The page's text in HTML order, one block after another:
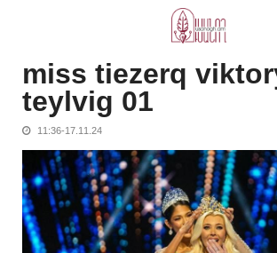
miss tiezerq
teylvig 01
11:36-17.11.24